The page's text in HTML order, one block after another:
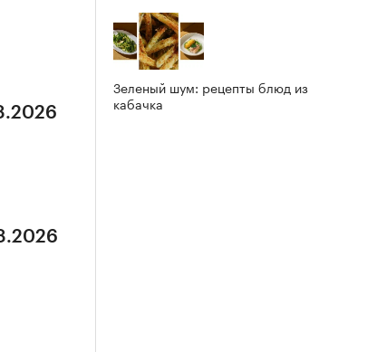
Зеленый шум: рецепты блюд из
кабачка